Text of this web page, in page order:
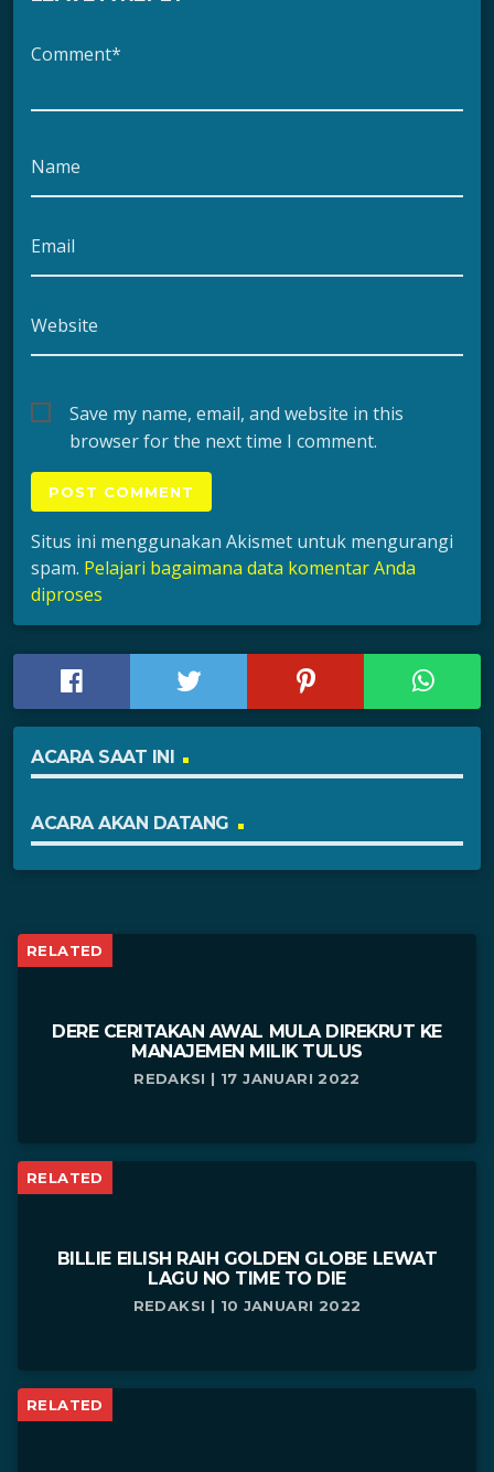
Comment*
Name
Email
Website
Save my name, email, and website in this
browser for the next time I comment.
Situs ini menggunakan Akismet untuk mengurangi
spam. Pelajari bagaimana data komentar Anda
diproses
ACARA SAAT INI
ACARA AKAN DATANG
RELATED
DERE CERITAKAN AWAL MULA DIREKRUT KE
MANAJEMEN MILIK TULUS
REDAKSI | 17 JANUARI 2022
RELATED
BILLIE EILISH RAIH GOLDEN GLOBE LEWAT
LAGU NO TIME TO DIE
REDAKSI | 10 JANUARI 2022
RELATED